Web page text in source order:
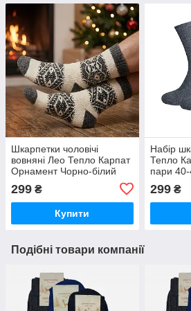
Шкарпетки чоловічі
вовняні Лео Тепло Карпат
Орнамент Чорно-білий
299 ₴
Купити
Набір
Тепло
пари 40-
299₴
Подібні товари компанії